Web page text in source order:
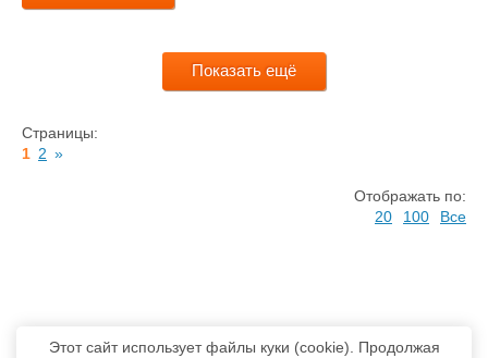
Показать ещё
Страницы:
1 2 »
Отображать по:
20
100 Все
Этот сайт использует файлы куки (cookie). Продолжая